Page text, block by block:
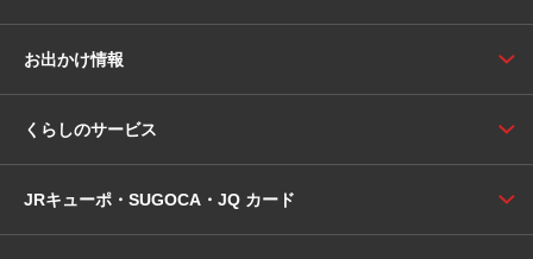
お出かけ情報
くらしのサービス
JRキューポ・SUGOCA・JQ カード